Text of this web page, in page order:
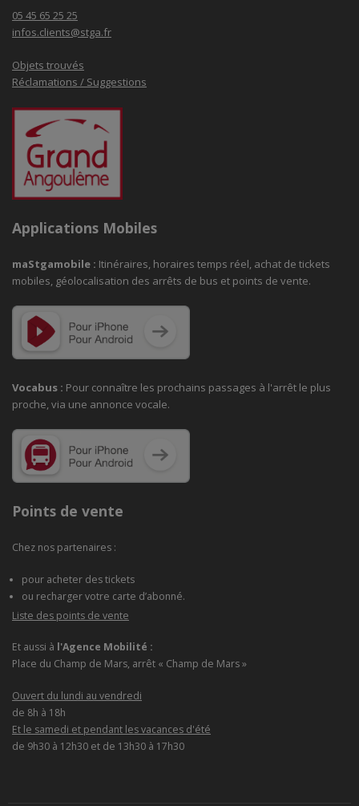
05 45 65 25 25
infos.clients@stga.fr
Objets trouvés
Réclamations / Suggestions
Applications Mobiles
maStgamobile : Itinéraires, horaires temps réel, achat de tickets
mobiles, géolocalisation des arrêts de bus et points de vente.
Vocabus : Pour connaître les prochains passages à l'arrêt le plus
proche, via une annonce vocale.
Points de vente
Chez nos partenaires :
pour acheter des tickets
ou recharger votre carte d’abonné.
Liste des points de vente
Et aussi à l'Agence Mobilité :
Place du Champ de Mars, arrêt « Champ de Mars »
Ouvert du lundi au vendredi
de 8h à 18h
Et le samedi et pendant les vacances d'été
de 9h30 à 12h30 et de 13h30 à 17h30